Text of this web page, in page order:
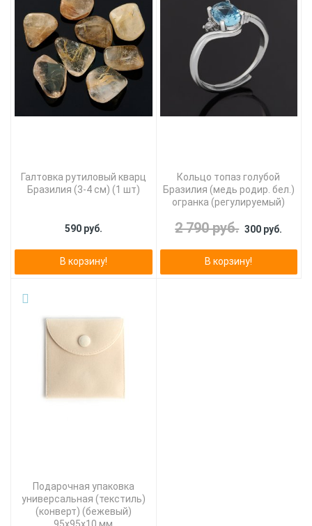
Галтовка рутиловый кварц
Бразилия (3-4 см) (1 шт)
590 руб.
В корзину!
Кольцо топаз голубой
Бразилия (медь родир. бел.)
огранка (регулируемый)
2 790 руб. 300 руб.
В корзину!
Подарочная упаковка
универсальная (текстиль)
(конверт) (бежевый)